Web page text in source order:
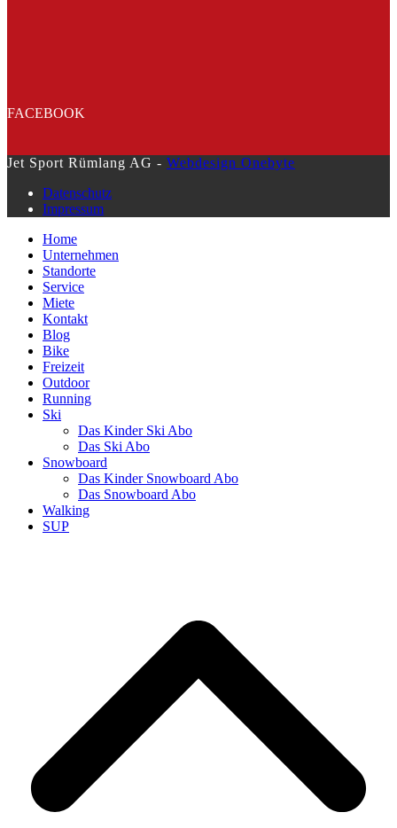
FACEBOOK
Jet Sport Rümlang AG - Webdesign Onebyte
Datenschutz
Impressum
Home
Unternehmen
Standorte
Service
Miete
Kontakt
Blog
Bike
Freizeit
Outdoor
Running
Ski
Das Kinder Ski Abo
Das Ski Abo
Snowboard
Das Kinder Snowboard Abo
Das Snowboard Abo
Walking
SUP